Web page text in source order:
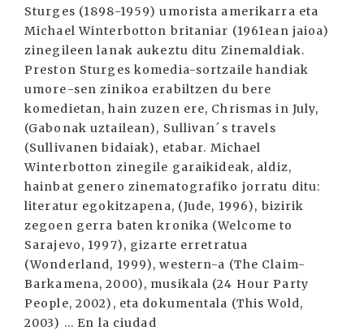
Sturges (1898-1959) umorista amerikarra eta
Michael Winterbotton britaniar (1961ean jaioa)
zinegileen lanak aukeztu ditu Zinemaldiak.
Preston Sturges komedia-sortzaile handiak
umore-sen zinikoa erabiltzen du bere
komedietan, hain zuzen ere, Chrismas in July,
(Gabonak uztailean), Sullivan´s travels
(Sullivanen bidaiak), etabar. Michael
Winterbotton zinegile garaikideak, aldiz,
hainbat genero zinematografiko jorratu ditu:
literatur egokitzapena, (Jude, 1996), bizirik
zegoen gerra baten kronika (Welcome to
Sarajevo, 1997), gizarte erretratua
(Wonderland, 1999), western-a (The Claim-
Barkamena, 2000), musikala (24 Hour Party
People, 2002), eta dokumentala (This Wold,
2003) ... En la ciudad